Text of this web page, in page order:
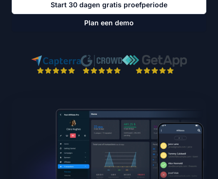
Start 30 dagen gratis proefperiode
Plan een demo